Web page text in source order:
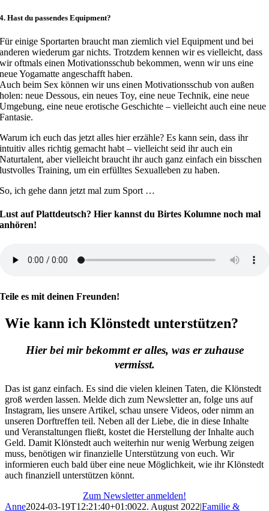
4. Hast du passendes Equipment?
Für einige Sportarten braucht man ziemlich viel Equipment und bei
anderen wiederum gar nichts. Trotzdem kennen wir es vielleicht, dass
wir oftmals einen Motivationsschub bekommen, wenn wir uns eine
neue Yogamatte angeschafft haben.
Auch beim Sex können wir uns einen Motivationsschub von außen
holen: neue Dessous, ein neues Toy, eine neue Technik, eine neue
Umgebung, eine neue erotische Geschichte – vielleicht auch eine neue
Fantasie.
Warum ich euch das jetzt alles hier erzähle? Es kann sein, dass ihr
intuitiv alles richtig gemacht habt – vielleicht seid ihr auch ein
Naturtalent, aber vielleicht braucht ihr auch ganz einfach ein bisschen
lustvolles Training, um ein erfülltes Sexualleben zu haben.
So, ich gehe dann jetzt mal zum Sport …
Lust auf Plattdeutsch? Hier kannst du Birtes Kolumne noch mal
anhören!
Teile es mit deinen Freunden!
Wie kann ich Klönstedt unterstützen?
Hier bei mir bekommt er alles, was er zuhause
vermisst.
Das ist ganz einfach. Es sind die vielen kleinen Taten, die Klönstedt
groß werden lassen. Melde dich zum Newsletter an, folge uns auf
Instagram, lies unsere Artikel, schau unsere Videos, oder nimm an
unseren Dorftreffen teil. Neben all der Liebe, die in diese Inhalte
und Veranstaltungen fließt, kostet die Herstellung der Inhalte auch
Geld. Damit Klönstedt auch weiterhin nur wenig Werbung zeigen
muss, benötigen wir finanzielle Unterstützung von euch. Wir
informieren euch bald über eine neue Möglichkeit, wie ihr Klönstedt
auch finanziell unterstützen könnt.
Zum Newsletter anmelden!
Anne2024-03-19T12:21:40+01:0022. August 2022|Familie &